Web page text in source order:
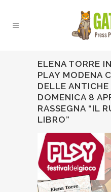
ELENA TORRE
PLAY MODENA
DELLE
DOMENICA 8
RASSEGNA “IL
LIBRO”